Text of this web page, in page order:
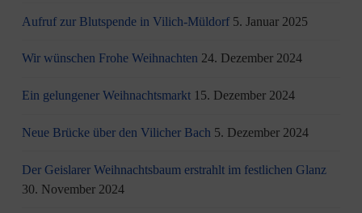
Aufruf zur Blutspende in Vilich-Müldorf 5. Januar 2025
Wir wünschen Frohe Weihnachten 24. Dezember 2024
Ein gelungener Weihnachtsmarkt 15. Dezember 2024
Neue Brücke über den Vilicher Bach 5. Dezember 2024
Der Geislarer Weihnachtsbaum erstrahlt im festlichen Glanz
30. November 2024